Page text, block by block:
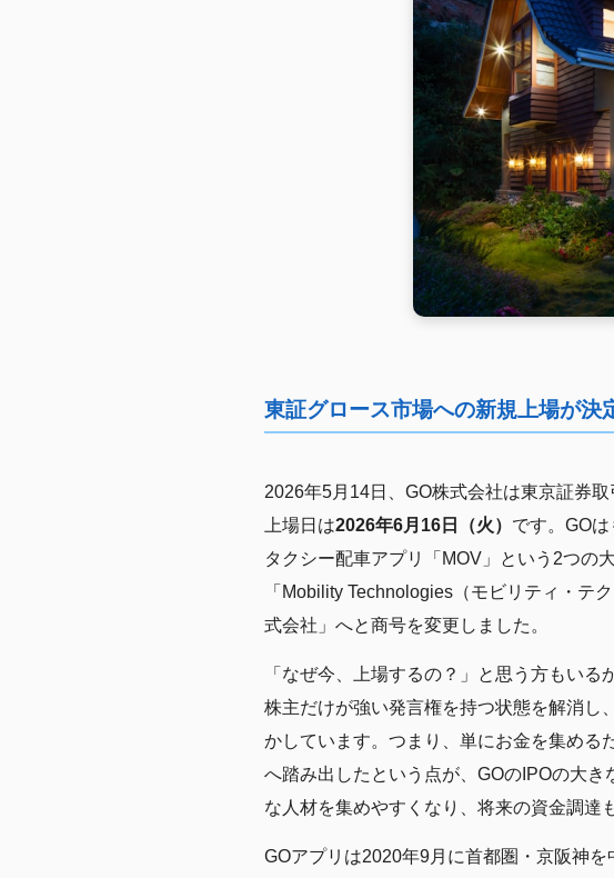
東証グロース市場への新規上場が決
2026年5月14日、GO株式会社は東京証券
上場日は2026年6月16日（火） です。GO
タクシー配車アプリ「MOV」という2つの
「Mobility Technologies（モビリティ・テ
式会社」へと商号を変更しました。
「なぜ今、上場するの？」と思う方もい
株主だけが強い発言権を持つ状態を解消し
かしています。つまり、単にお金を集める
へ踏み出したという点が、GOのIPOの大
な人材を集めやすくなり、将来の資金調達
GOアプリは2020年9月に首都圏・京阪神